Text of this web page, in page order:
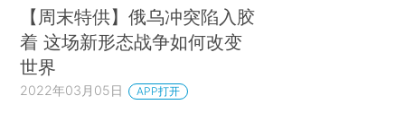
【周末特供】俄乌冲突陷入胶
着 这场新形态战争如何改变
世界
2022年03月05日 APP打开